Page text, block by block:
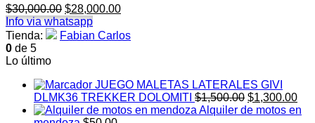
$30,000.00 El
precio
original
$28,000.00El
actual
Info via whatsapp
Tienda:
Fabian Carlos
0 de 5
Lo último
JUEGO MALETAS LATERALES GIVI
DLMK36 TREKKER DOLOMITI $1,500.00 El
precio
$1,300.00El
Alquiler de motos en